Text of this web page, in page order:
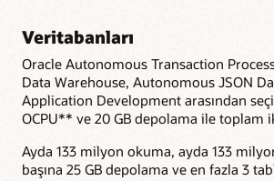
Veritabanları
Oracle Autonomous Transaction
Data Warehouse, Autonomous JSON
Application Development arasından
OCPU** ve 20 GB depolama ile toplam
Ayda 133 milyon okuma, ayda 133
başına 25 GB depolama ve en fazla 3